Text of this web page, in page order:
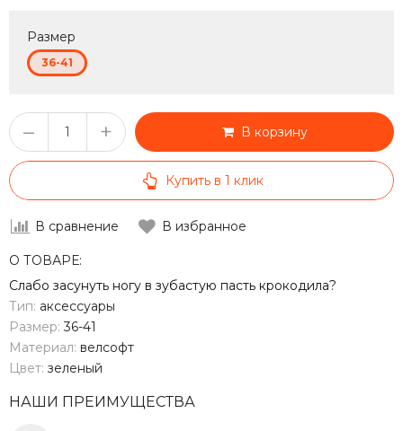
Размер
36-41
– + В корзину
Купить в 1 клик
В сравнение В избранное
О ТОВАРЕ:
Слабо засунуть ногу в зубастую пасть крокодила?
Тип: аксессуары
Размер: 36-41
Материал: велсофт
Цвет: зеленый
НАШИ ПРЕИМУЩЕСТВА